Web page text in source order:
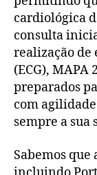
cardiológica
consulta
realização de
(ECG), MAPA
preparados
com
sempre a
Sabemos que